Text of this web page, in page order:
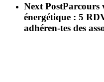
Next PostParcours
énergétique : 5
adhéren-tes des